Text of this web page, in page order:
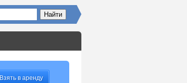
Взять в аренду